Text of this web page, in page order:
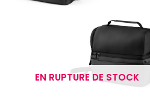
EN RUPTURE DE STOCK